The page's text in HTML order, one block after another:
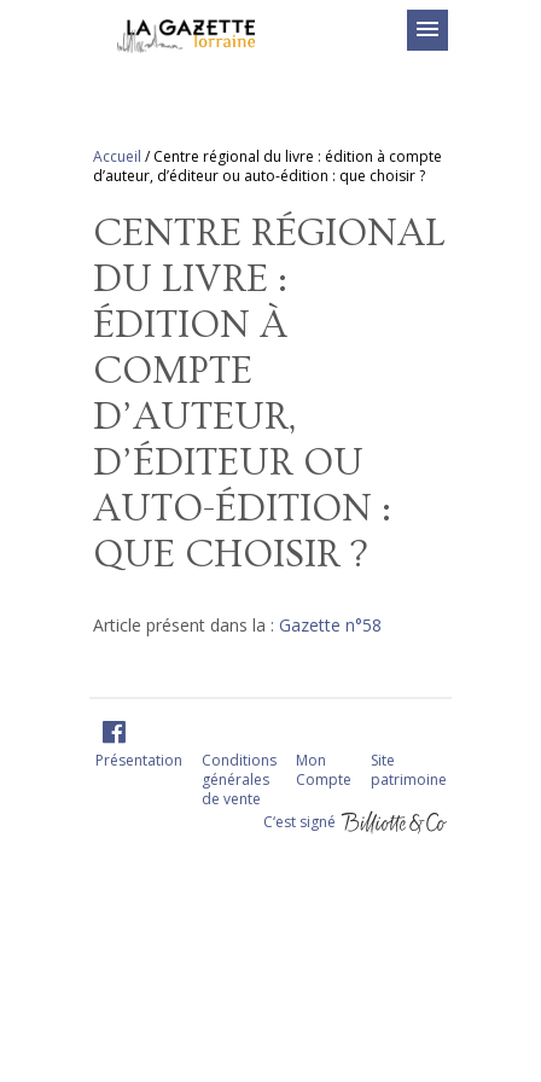
menu
Accueil /Centre régional du livre : édition à compte
d’auteur, d’éditeur ou auto-édition : que choisir ?
CENTRE RÉGIONAL
DU LIVRE :
ÉDITION À
COMPTE
D’AUTEUR,
D’ÉDITEUR OU
AUTO-ÉDITION :
QUE CHOISIR ?
Article présent dans la : Gazette n°58
Présentation
Conditions
générales
de vente
Mon
Compte
Site
patrimoine
C‘est signé